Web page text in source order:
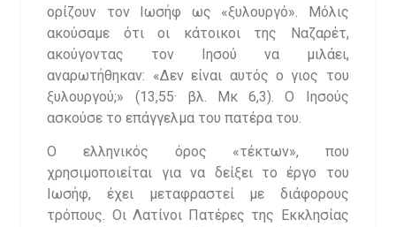
ορίζουν τον Ιωσήφ ως «ξυλουργό». Μόλις
ακούσαμε ότι οι κάτοικοι της Ναζαρέτ,
ακούγοντας τον Ιησού να μιλάει,
αναρωτήθηκαν: «Δεν είναι αυτός ο γιος του
ξυλουργού;» (13,55· βλ. Μκ 6,3). Ο Ιησούς
ασκούσε το επάγγελμα του πατέρα του.
Ο ελληνικός όρος «τέκτων», που
χρησιμοποιείται για να δείξει το έργο του
Ιωσήφ, έχει μεταφραστεί με διάφορους
τρόπους. Οι Λατίνοι Πατέρες της Εκκλησίας